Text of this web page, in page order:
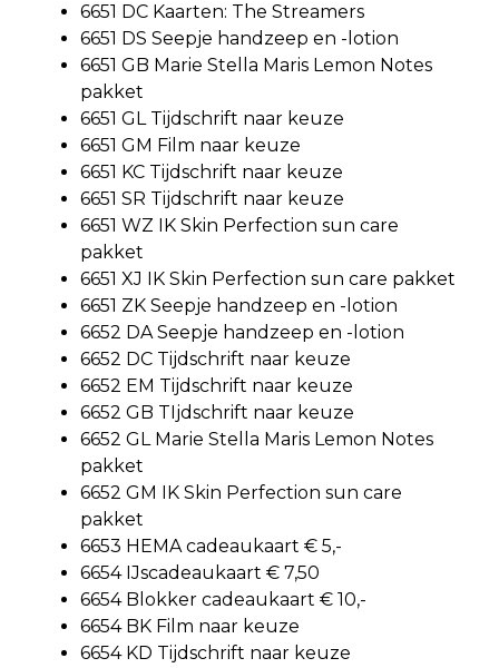
6651 DC Kaarten: The Streamers
6651 DS Seepje handzeep en -lotion
6651 GB Marie Stella Maris Lemon Notes
pakket
6651 GL Tijdschrift naar keuze
6651 GM Film naar keuze
6651 KC Tijdschrift naar keuze
6651 SR Tijdschrift naar keuze
6651 WZ IK Skin Perfection sun care
pakket
6651 XJ IK Skin Perfection sun care pakket
6651 ZK Seepje handzeep en -lotion
6652 DA Seepje handzeep en -lotion
6652 DC Tijdschrift naar keuze
6652 EM Tijdschrift naar keuze
6652 GB TIjdschrift naar keuze
6652 GL Marie Stella Maris Lemon Notes
pakket
6652 GM IK Skin Perfection sun care
pakket
6653 HEMA cadeaukaart € 5,-
6654 IJscadeaukaart € 7,50
6654 Blokker cadeaukaart € 10,-
6654 BK Film naar keuze
6654 KD Tijdschrift naar keuze